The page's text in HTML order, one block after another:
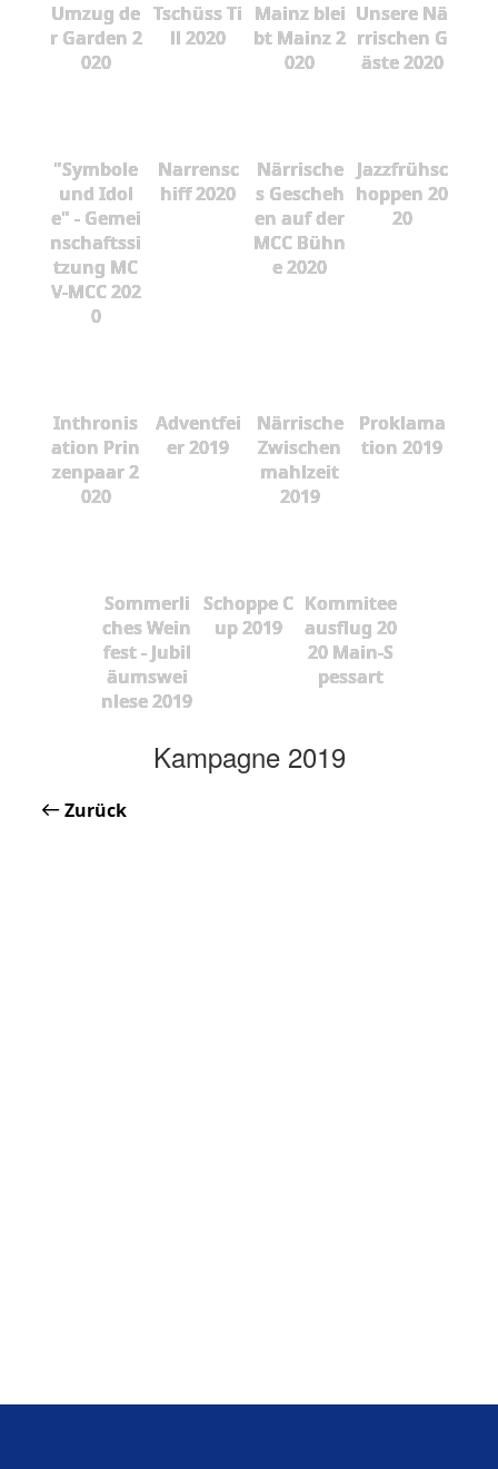
Umzug de
r Garden 2
020
Tschüss Ti
ll 2020
Mainz blei
bt Mainz 2
020
Unsere Nä
rrischen G
äste 2020
"Symbole
und Idol
e" - Gemei
nschaftssi
tzung MC
V-MCC 202
0
Narrensc
hiff 2020
Närrische
s Gescheh
en auf der
MCC Bühn
e 2020
Jazzfrühsc
hoppen 20
20
Inthronis
ation Prin
zenpaar 2
020
Adventfei
er 2019
Närrische
Zwischen
mahlzeit
2019
Proklama
tion 2019
Sommerli
ches Wein
fest - Jubil
äumswei
nlese 2019
Schoppe C
up 2019
Kommitee
ausflug 20
20 Main-S
pessart
Kampagne 2019
Zurück